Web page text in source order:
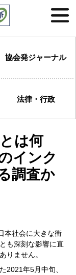
協会発ジャーナル
法律・行政
は何
インク
調査か
本社会に大きな衝
も深刻な影響に直
りません。
2021年5月中旬、